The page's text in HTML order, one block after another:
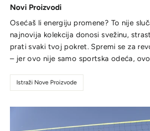
Novi Proizvodi
Osećaš li energiju promene? To nije
najnovija kolekcija donosi svežinu,
prati svaki tvoj pokret. Spremi se za
– jer ovo nije samo sportska odeća,
Istraži Nove Proizvode